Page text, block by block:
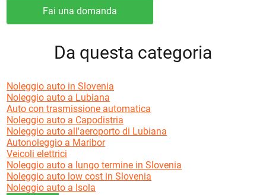
Fai una domanda
Da questa categoria
Noleggio auto in Slovenia
Noleggio auto a Lubiana
Auto con trasmissione automatica
Noleggio auto a Capodistria
Noleggio auto all'aeroporto di Lubiana
Autonoleggio a Maribor
Veicoli elettrici
Noleggio auto a lungo termine in Slovenia
Noleggio auto low cost in Slovenia
Noleggio auto a Isola